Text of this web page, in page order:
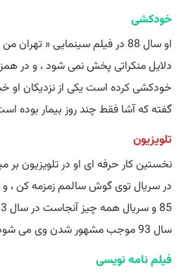
خودکشی
او سال 88 در فیلم سینمایی «
دلایل منکراتی پخش نمی شود ، و در
خودکشی کرده است یکی از نزدیکان او
گفته که آشا فقط چند روز بیمار بوده
تلویزیون
نخستین کار حرفه ای او در تلویزیون بر
در سریال توی گوش سالمم زمزمه کن ،
سال 93 موجب مشهور شدن وی می شود .
فیلم نامه نویسی